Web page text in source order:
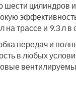
цилиндров
на трассе и 9.3 л
передач и
в любых